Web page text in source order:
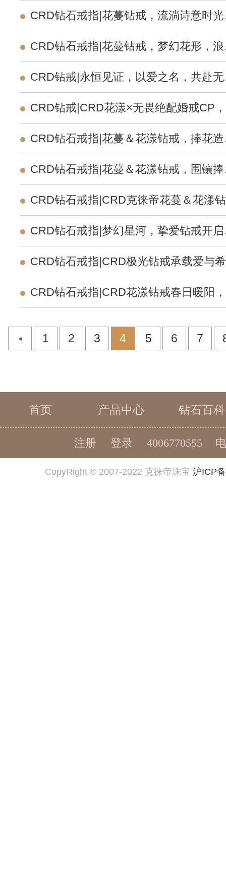
CRD钻石戒指|花蔓钻戒，流淌诗意时
定格浪漫永恒
CRD钻石戒指|花蔓钻戒，梦幻花形，
恒久
CRD钻戒|永恒见证，以爱之名，共赴
之约
CRD钻戒|CRD花漾×无畏绝配婚戒CP
才是天生一对
CRD钻石戒指|花蔓＆花漾钻戒，捧花
双生花，轻盈中透出力量感
CRD钻石戒指|花蔓＆花漾钻戒，围镶
浪漫显大各有千秋
CRD钻石戒指|CRD克徕帝花蔓＆花漾钻
戒，美得各有千秋
CRD钻石戒指|梦幻星河，挚爱钻戒开
漫之旅
CRD钻石戒指|CRD极光钻戒承载爱与希
望，开启幸福新篇章
CRD钻石戒指|CRD花漾钻戒春日暖阳
华典雅的指尖传奇
1 2 3 4 5 6 7
首页 产品中心 钻石百科
注册 登录 4006770555
CopyRight © 2007-2022 克徕帝珠宝 沪ICP